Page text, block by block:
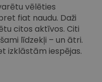
vēlēties
fiat naudu. Daži
citos aktīvos. Citi
līdzekļi – un ātri.
izklāstām iespējas.